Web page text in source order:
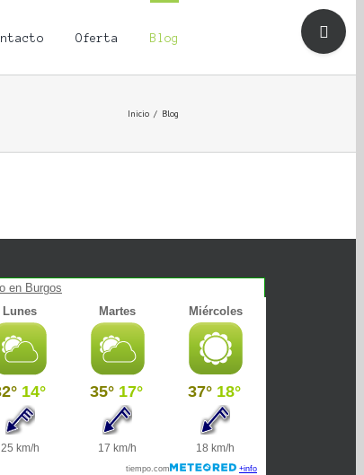
Oferta Blog
Inicio / Blog
en Burgos
Toggle
Sliding
Bar